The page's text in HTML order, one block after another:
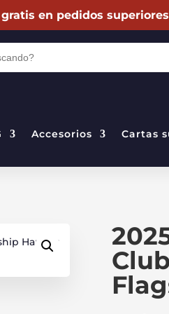
gratis en pedidos
Accesorios Cartas